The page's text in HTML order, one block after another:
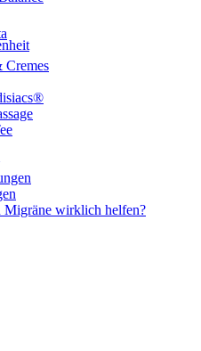
Cremes
wirklich helfen?